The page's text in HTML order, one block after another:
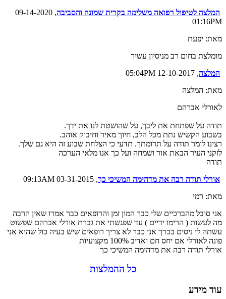
המלצה לטיפול רפואה משלימה בקרית שמונה והסביבה , 09-14-2020
01:16PM
מאת: יפעת
מומלצת בחום רב מניסיון עשיר
המלצה, 12-10-2017 05:04PM
מאת: המלצה
לאורלי אברהם
תודה על שפתחת את ליבך, על שהושטת לנו את ידך.
בשבוע הקשיש נתת מכל הלב, חיוך מאיר וחיבוק אוהב.
רצינו לומר תודה על תרומתך. תדעי כי הצלחת שבוע זה היא גם שלך.
לזקני העיר הבאת אור ושמחה ועל כך אנו מלאי הערכה
תודה
אורלי תודה רבה את מדהימה המשיכי כך, 03-31-2015 09:13AM
מאת: רמי
אני סובל מהברכיים שלי כבר המון זמן והרופאים כבר אמרו שאין הרבה
מה לעשות ( הרימו ידיים ) עד שפגשתי את גברת אורלי אברהם שפשוט
עשתה לי ניסים בברך אני כבר לא צריך רופאים שיש בעיה כול שהיא אני
פונה לאורלי אם יחס חם ואדיב 100% מקצועיות
אורלי תודה רבה את מדהימה המשיכי כך
כל ההמלצות
עוד מידע